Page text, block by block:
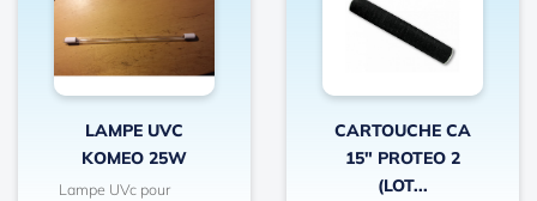
LAMPE UVC
KOMEO 25W
Lampe UVc pour
CARTOUCHE CA
15" PROTEO 2
(LOT...